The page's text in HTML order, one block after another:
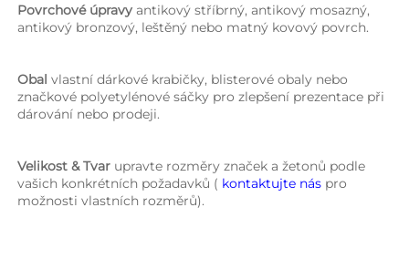
Povrchové úpravy antikový stříbrný, antikový mosazný,
antikový bronzový, leštěný nebo matný kovový povrch.
Obal vlastní dárkové krabičky, blisterové obaly nebo
značkové polyetylénové sáčky pro zlepšení prezentace při
dárování nebo prodeji.
Velikost & Tvar upravte rozměry značek a žetonů podle
vašich konkrétních požadavků ( kontaktujte nás pro
možnosti vlastních rozměrů).